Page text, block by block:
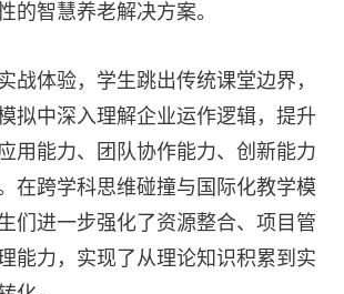
的智慧养老解决方案。
战体验，学生跳出传统课堂边界，
拟中深入理解企业运作逻辑，提升
用能力、团队协作能力、创新能力
在跨学科思维碰撞与国际化教学模
们进一步强化了资源整合、项目管
能力，实现了从理论知识积累到实